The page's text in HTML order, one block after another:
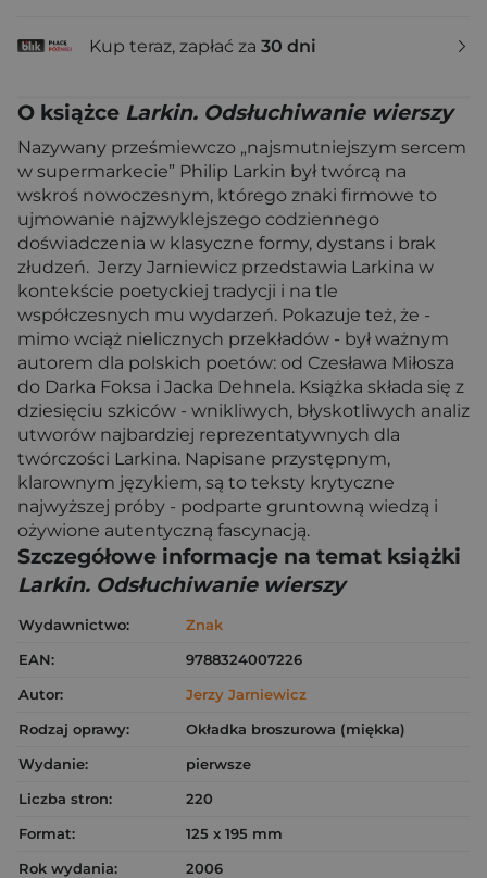
Kup teraz, zapłać za 30 dni
O książce Larkin. Odsłuchiwanie wierszy
Nazywany prześmiewczo „najsmutniejszym sercem
w supermarkecie” Philip Larkin był twórcą na
wskroś nowoczesnym, którego znaki firmowe to
ujmowanie najzwyklejszego codziennego
doświadczenia w klasyczne formy, dystans i brak
złudzeń. Jerzy Jarniewicz przedstawia Larkina w
kontekście poetyckiej tradycji i na tle
współczesnych mu wydarzeń. Pokazuje też, że -
mimo wciąż nielicznych przekładów - był ważnym
autorem dla polskich poetów: od Czesława Miłosza
do Darka Foksa i Jacka Dehnela. Książka składa się z
dziesięciu szkiców - wnikliwych, błyskotliwych analiz
utworów najbardziej reprezentatywnych dla
twórczości Larkina. Napisane przystępnym,
klarownym językiem, są to teksty krytyczne
najwyższej próby - podparte gruntowną wiedzą i
ożywione autentyczną fascynacją.
Szczegółowe informacje na temat książki
Larkin. Odsłuchiwanie wierszy
Wydawnictwo:
Znak
EAN:
9788324007226
Autor:
Jerzy Jarniewicz
Rodzaj oprawy:
Okładka broszurowa (miękka)
Wydanie:
pierwsze
Liczba stron:
220
Format:
125 x 195 mm
Rok wydania:
2006